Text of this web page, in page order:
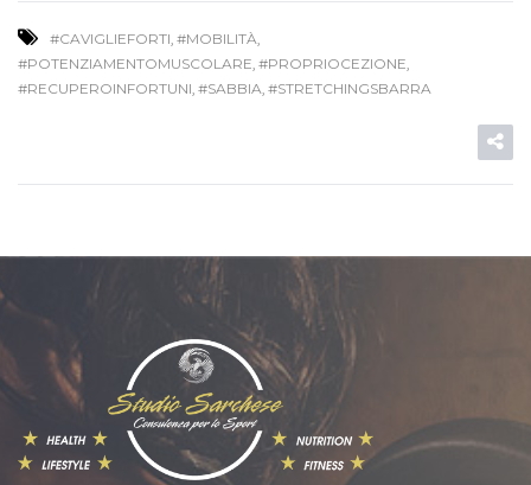
#CAVIGLIEFORTI #MOBILITÀ
#POTENZIAMENTOMUSCOLARE #PROPRIOCEZIONE
#RECUPEROINFORTUNI #SABBIA #STRETCHINGSBARRA